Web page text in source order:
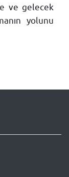
ve gelecek
yolunu